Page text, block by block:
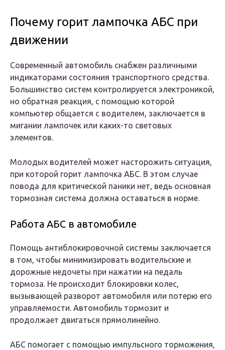
Почему горит лампочка АБС при
движении
Современный автомобиль снабжен различными
индикаторами состояния транспортного средства.
Большинство систем контролируется электроникой,
но обратная реакция, с помощью которой
компьютер общается с водителем, заключается в
мигании лампочек или каких-то световых
элементов.
Молодых водителей может насторожить ситуация,
при которой горит лампочка АБС. В этом случае
повода для критической паники нет, ведь основная
тормозная система должна оставаться в норме.
Работа АБС в автомобиле
Помощь антиблокировочной системы заключается
в том, чтобы минимизировать водительские и
дорожные недочеты при нажатии на педаль
тормоза. Не происходит блокировки колес,
вызывающей разворот автомобиля или потерю его
управляемости. Автомобиль тормозит и
продолжает двигаться прямолинейно.
АБС помогает с помощью импульсного торможения,